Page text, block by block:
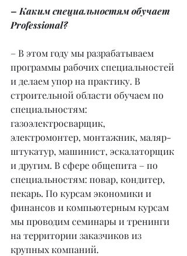
– Каким специальностям обучает
Professional?
– В этом году мы разрабатываем
программы рабочих специальностей
и делаем упор на практику. В
строительной области обучаем по
специальностям:
газоэлектросварщик,
электромонтер, монтажник, маляр-
штукатур, машинист, эскалаторщик
и другим. В сфере общепита – по
специальностям: повар, кондитер,
пекарь. По курсам экономики и
финансов и компьютерным курсам
мы проводим семинары и тренинги
на территории заказчиков из
крупных компаний.